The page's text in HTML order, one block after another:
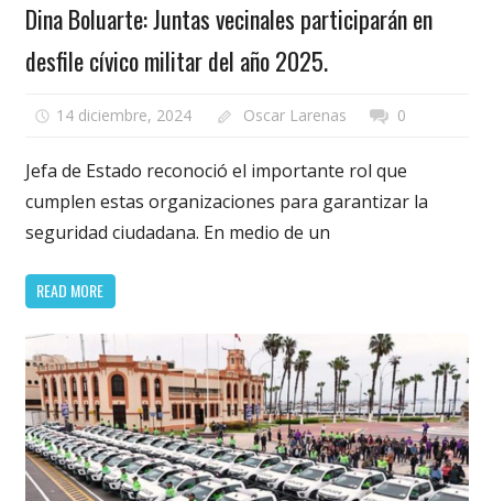
Dina Boluarte: Juntas vecinales participarán en
desfile cívico militar del año 2025.
14 diciembre, 2024 Oscar Larenas 0
Jefa de Estado reconoció el importante rol que
cumplen estas organizaciones para garantizar la
seguridad ciudadana. En medio de un
READ MORE